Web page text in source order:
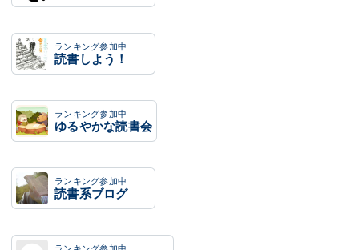
ランキング参加中
読書しよう！
ランキング参加中
ゆるやかな読書会
ランキング参加中
読書系ブログ